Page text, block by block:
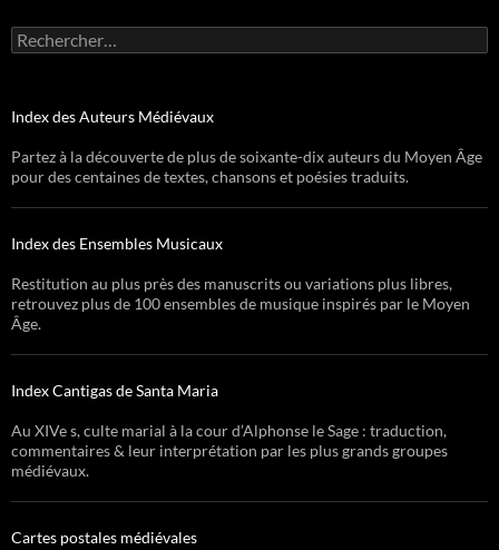
Rechercher :
Index des Auteurs Médiévaux
Partez à la découverte de plus de soixante-dix auteurs du Moyen Âge
pour des centaines de textes, chansons et poésies traduits.
Index des Ensembles Musicaux
Restitution au plus près des manuscrits ou variations plus libres,
retrouvez plus de 100 ensembles de musique inspirés par le Moyen
Âge.
Index Cantigas de Santa Maria
Au XIVe s, culte marial à la cour d’Alphonse le Sage : traduction,
commentaires & leur interprétation par les plus grands groupes
médiévaux.
Cartes postales médiévales